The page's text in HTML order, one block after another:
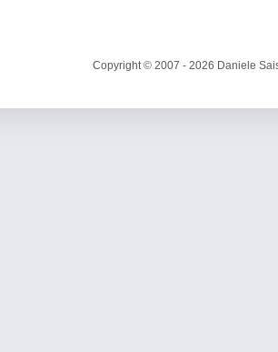
Copyright © 2007 - 2026 Daniele